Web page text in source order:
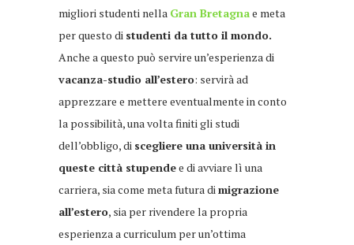
migliori studenti nella Gran Bretagnae meta
per questo di studenti da tutto il mondo.
Anche a questo può servire un’esperienza di
vacanza-studio all’estero: servirà ad
apprezzare e mettere eventualmente in conto
la possibilità, una volta finiti gli studi
dell’obbligo, di scegliere una università in
queste città stupendee di avviare lì una
carriera, sia come meta futura dimigrazione
all’estero, sia per rivendere la propria
esperienza a curriculum per un’ottima